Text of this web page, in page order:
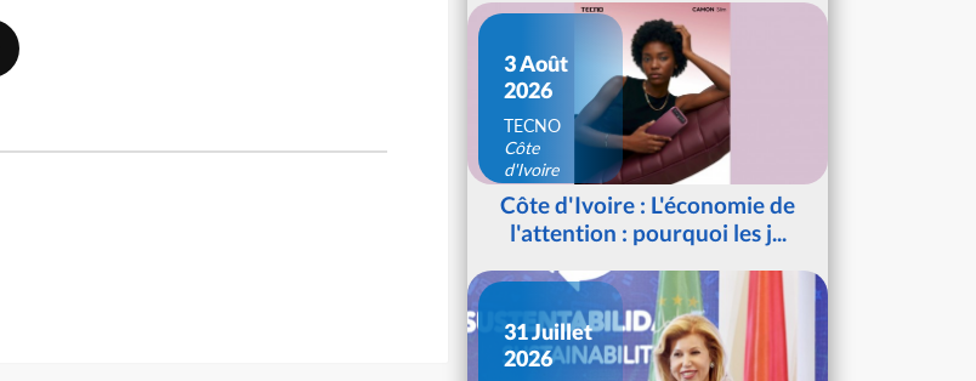
3 Août
2026
TECNO
Côte
d'Ivoire
Côte d'Ivoire : L'économie de
l'attention : pourquoi les j...
31 Juillet
2026